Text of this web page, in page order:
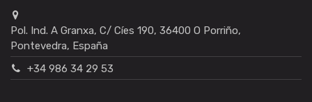
Pol. Ind. A Granxa, C/ Cíes 190, 36400 O Porriño,
Pontevedra, España
+34 986 34 29 53